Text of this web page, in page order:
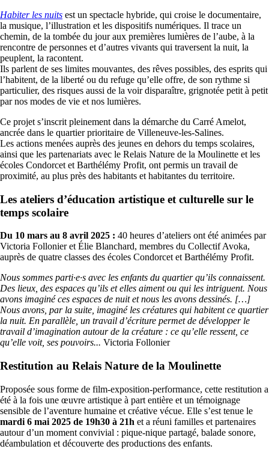
Habiter les nuits est un spectacle hybride, qui croise le documentaire,
la musique, l’illustration et les dispositifs numériques. Il trace un
chemin, de la tombée du jour aux premières lumières de l’aube, à la
rencontre de personnes et d’autres vivants qui traversent la nuit, la
peuplent, la racontent.
Ils parlent de ses limites mouvantes, des rêves possibles, des esprits qui
l’habitent, de la liberté ou du refuge qu’elle offre, de son rythme si
particulier, des risques aussi de la voir disparaître, grignotée petit à petit
par nos modes de vie et nos lumières.
Ce projet s’inscrit pleinement dans la démarche du Carré Amelot,
ancrée dans le quartier prioritaire de Villeneuve-les-Salines.
Les actions menées auprès des jeunes en dehors du temps scolaires,
ainsi que les partenariats avec le Relais Nature de la Moulinette et les
écoles Condorcet et Barthélémy Profit, ont permis un travail de
proximité, au plus près des habitants et habitantes du territoire.
Les ateliers d’éducation artistique et culturelle sur le
temps scolaire
Du 10 mars au 8 avril 2025 : 40 heures d’ateliers ont été animées par
Victoria Follonier et Élie Blanchard, membres du Collectif Avoka,
auprès de quatre classes des écoles Condorcet et Barthélémy Profit.
Nous sommes parti·e·s avec les enfants du quartier qu’ils connaissent.
Des lieux, des espaces qu’ils et elles aiment ou qui les intriguent. Nous
avons imaginé ces espaces de nuit et nous les avons dessinés. […]
Nous avons, par la suite, imaginé les créatures qui habitent ce quartier
la nuit. En parallèle, un travail d’écriture permet de développer le
travail d’imagination autour de la créature : ce qu’elle ressent, ce
qu’elle voit, ses pouvoirs... Victoria Follonier
Restitution au Relais Nature de la Moulinette
Proposée sous forme de film-exposition-performance, cette restitution a
été à la fois une œuvre artistique à part entière et un témoignage
sensible de l’aventure humaine et créative vécue. Elle s’est tenue le
mardi 6 mai 2025 de 19h30 à 21h et a réuni familles et partenaires
autour d’un moment convivial : pique-nique partagé, balade sonore,
déambulation et découverte des productions des enfants.